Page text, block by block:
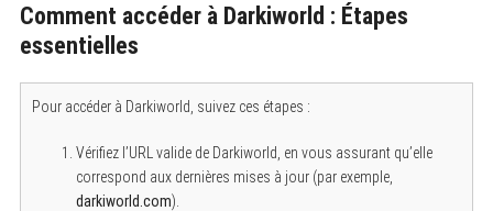
Comment accéder à Darkiworld : Étapes
essentielles
Pour accéder à Darkiworld, suivez ces étapes :
Vérifiez l’URL valide de Darkiworld, en vous assurant qu’elle
correspond aux dernières mises à jour (par exemple,
darkiworld.com).